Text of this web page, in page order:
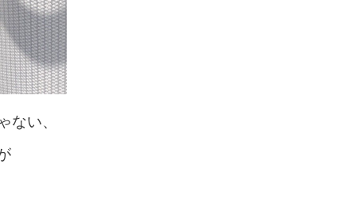
ない、